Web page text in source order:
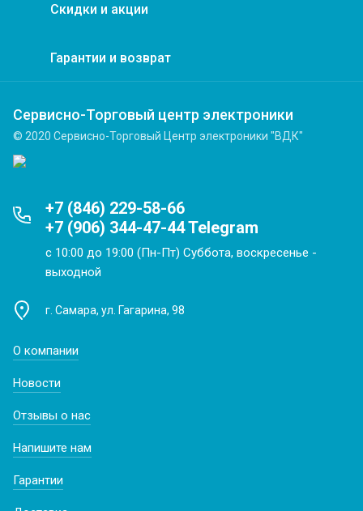
Скидки и акции
Гарантии и возврат
Сервисно-Торговый центр электроники
© 2020 Сервисно-Торговый Центр электроники "ВДК"
+7 (846) 229-58-66
+7 (906) 344-47-44 Telegram
с 10:00 до 19:00 (Пн-Пт) Суббота, воскресенье -
выходной
г. Самара, ул. Гагарина, 98
О компании
Новости
Отзывы о нас
Напишите нам
Гарантии